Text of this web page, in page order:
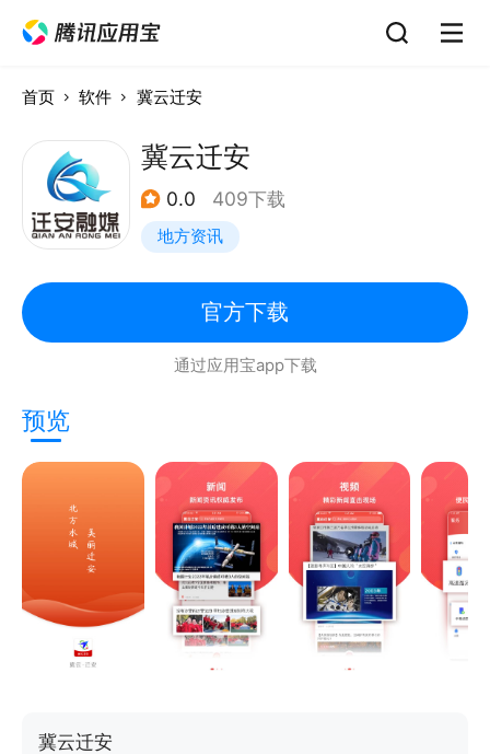
首页 软件 冀云迁安
冀云迁安
0.0 409下载
地方资讯
官方下载
通过应用宝app下载
预览
冀云迁安